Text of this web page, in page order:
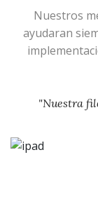
Nuestros
ayudaran
"Nuestra